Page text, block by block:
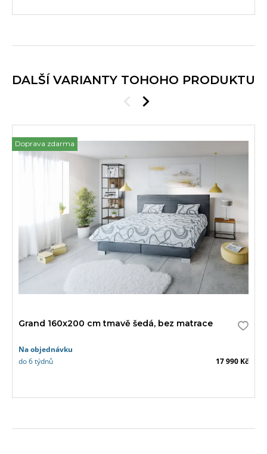
DALŠÍ VARIANTY TOHOHO PRODUKTU
Doprava zdarma
Grand 160x200 cm tmavě šedá, bez matrace
Na objednávku
do 6 týdnů
17 990 Kč